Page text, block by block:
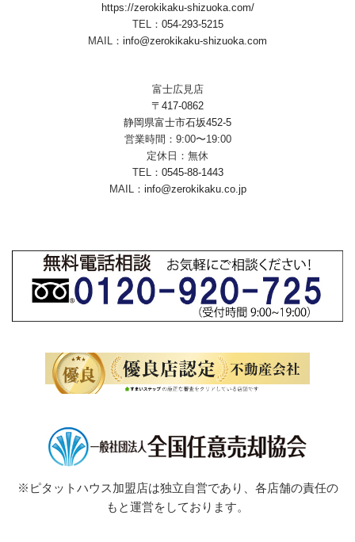
https://zerokikaku-shizuoka.com/
TEL： 054-293-5215
MAIL： info@zerokikaku-shizuoka.com
富士広見店
〒417-0862
静岡県富士市石坂452-5
営業時間：9:00〜19:00
定休日：無休
TEL： 0545-88-1443
MAIL： info@zerokikaku.co.jp
※ピタットハウス加盟店は独立自営であり、各店舗の責任の
もと運営をしております。